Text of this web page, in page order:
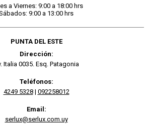
a Viernes: 9:00 a 18:00 hrs
9:00 a 13:00 hrs
PUNTA DEL ESTE
Dirección:
Italia 0035. Esq. Patagonia
Teléfonos:
4249 5328| 092258012
Email:
serlux@serlux.com.uy